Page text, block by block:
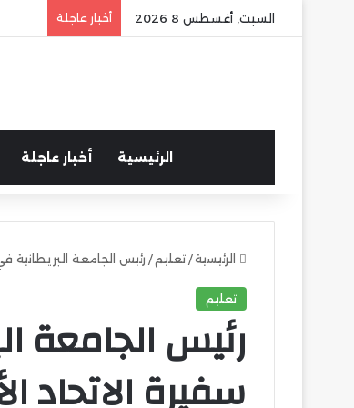
السبت, أغسطس 8 2026 أخبار عاجلة
الرئيسية أخبار عاجلة
الرئيسية/ تعليم / رئيس الجامعة البريطانية
تعليم
رئيس الجامعة
سفيرة الاتحاد